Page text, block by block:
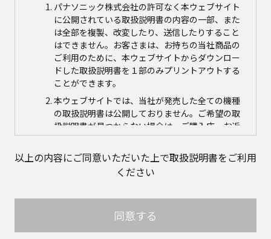
パナソニック株式会社の許可なく本ウェブサイト
に公開されている取扱説明書の内容の一部、また
は全部を複製、改変したり、送信したりすること
はできません。お客さまは、お持ちの当社商品の
ご利用のために、本ウェブサイトからダウンロー
ドした取扱説明書を１部のみプリントアウトする
ことができます。
本ウェブサイトでは、当社が発売した全ての機種
の取扱説明書は公開しておりません。ご希望の取
扱説明書が見つからない場合は、ご購入店、お近
くの当社商品の取扱店、または当社サービス会社
に直接お問い合わせの上、ご購入いただきますよ
うお願いいたします。ただし、商品自体の生産中
止などの理由により、当該商品につき取扱説明書
めご了承ください。
本ウェブサイトに公開されている取扱説明書の対
象商品が生産中止などの理由でご購入できない場
以上の内容にご同意いただいた上で取扱説明書をご利用
ください
同意する